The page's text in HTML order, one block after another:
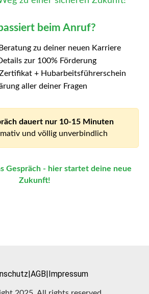
beim Anruf?
zu deiner neuen Karriere
zur 100% Förderung
+ Hubarbeitsführerschein
aller deiner Fragen
dauert nur 10-15 Minuten
und völlig unverbindlich
Gespräch - hier startet deine neue
Zukunft!
AGB Impressum